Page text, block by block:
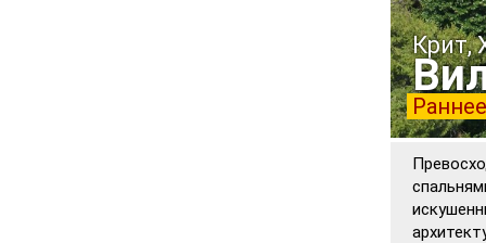
Крит,